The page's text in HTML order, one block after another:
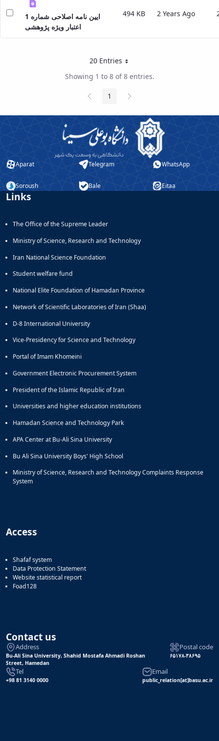
ایین نامه اصلاحی شماره 1
اعتبار ویژه پژوهشی
494 KB 2 Years Ago
20 EntriesPer Page
Showing 1 to 8 of 8 entries.
Previous
Page Page
1 Next
Page
Aparat Telegram WhatsApp
Soroush Bale Eitaa
Links
The Office of the Supreme Leader
Ministry of Science, Research and Technology
Iran National Science Foundation
Student welfare fund
National Elite Foundation of Hamadan Province
Network of Scientific Laboratories of Iran (Shaa)
D-8 International University
Vice-Presidency for Science and Technology
Portal of Imam Khomeini
Government Electronic Procurement System
President of the Islamic Republic of Iran
Universities and higher education institutions
Hamadan Science and Technology Park
APA Center at Bu-Ali Sina University
Bu Ali Sina University Boys' High School
Ministry of Science, Research and Technology Complaints Response
System
Access
Shafaf system
Data Protection Statement
Website statistical report
Foad128
Contact us
Address
Bu-Ali Sina University, Shahid Mostafa Ahmadi Roshan
Street, Hamedan
Postal code
۶۵۱۷۸-۳۸۶۹۵
Tel
+98 81 3140 0000
Email
public_relation[at]basu.ac.ir